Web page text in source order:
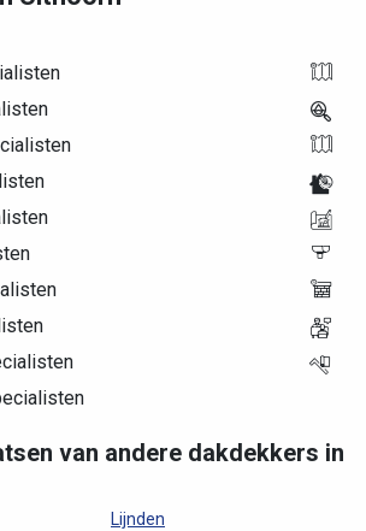
van andere dakdekkers in
Lijnden